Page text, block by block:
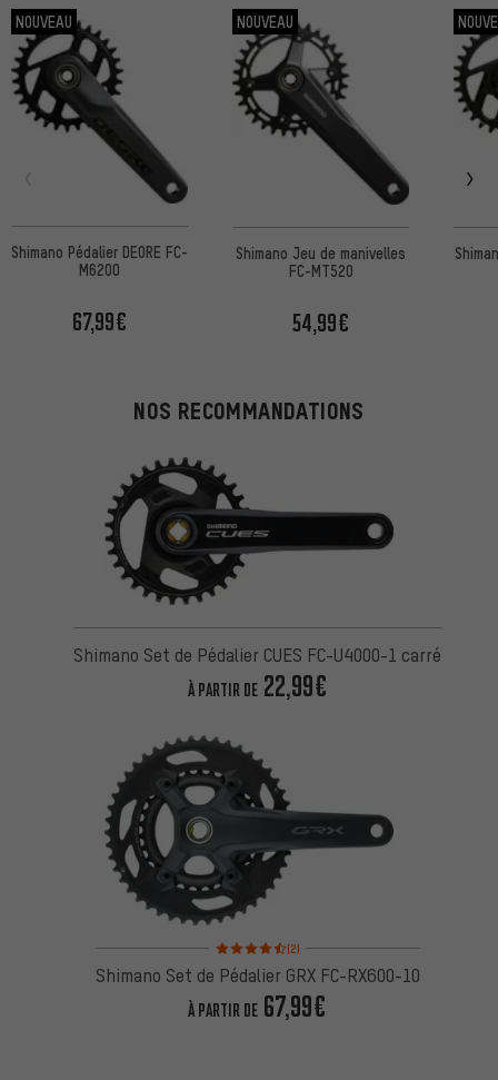
NOUVEAU
Shimano Pédalier DEORE FC-
M6200
67,99€
NOUVEAU
Shimano Jeu de manivelles
FC-MT520
54,99€
NOS RECOMMANDATIONS
Shimano Set de Pédalier CUES FC-U4000-1 carré
À PARTIR DE22,99€
Note moyenne : 4,5 sur 5 d'après 2 avis
(2)
Shimano Set de Pédalier GRX FC-RX600-10
À PARTIR DE 67,99€